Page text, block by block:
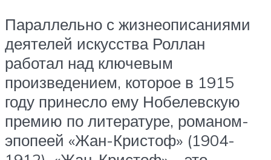
Параллельно с жизнеописаниями
деятелей искусства Роллан
работал над ключевым
произведением, которое в 1915
году принесло ему Нобелевскую
премию по литературе, романом-
эпопеей «Жан-Кристоф» (1904-